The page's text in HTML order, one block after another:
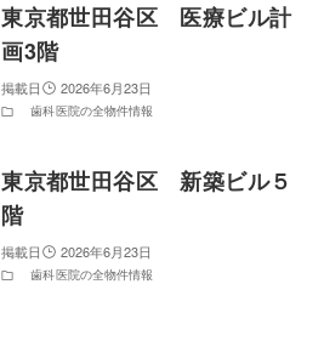
東京都世田谷区 医療ビル計
画3階
2026年6月23日
歯科医院の全物件情報
東京都世田谷区 新築ビル５
階
2026年6月23日
歯科医院の全物件情報